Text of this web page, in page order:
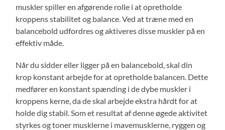
muskler spiller en afgørende rolle i at opretholde
kroppens stabilitet og balance. Ved at træne med en
balancebold udfordres og aktiveres disse muskler på en
effektiv måde.
Når du sidder eller ligger på en balancebold, skal din
krop konstant arbejde for at opretholde balancen. Dette
medfører en konstant spænding i de dybe muskler i
kroppens kerne, da de skal arbejde ekstra hårdt for at
holde dig stabil. Som et resultat af denne øgede aktivitet
styrkes og toner musklerne i mavemusklerne, ryggen og